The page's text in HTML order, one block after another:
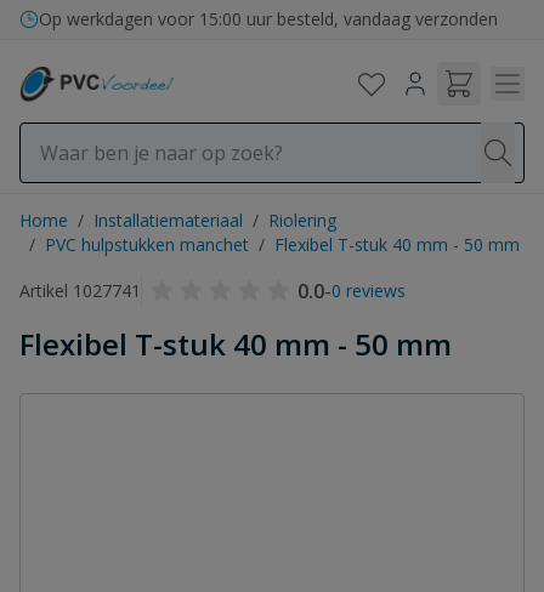
Ga naar de inhoud
Op werkdagen voor 15:00 uur besteld, vandaag verzonden
Home / Installatiemateriaal / Riolering
/ PVC hulpstukken manchet / Flexibel T-stuk 40 mm - 50 mm
Artikel 1027741
0.0-0 reviews
Flexibel T-stuk 40 mm - 50 mm